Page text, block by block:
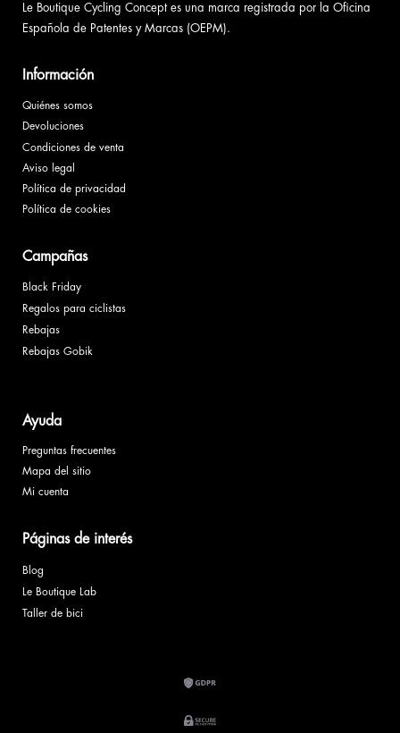
Le Boutique Cycling Concept es una marca registrada por la Oficina
Española de Patentes y Marcas (OEPM).
Información
Quiénes somos
Devoluciones
Condiciones de venta
Aviso legal
Política de privacidad
Política de cookies
Campañas
Black Friday
Regalos para ciclistas
Rebajas
Rebajas Gobik
Ayuda
Preguntas frecuentes
Mapa del sitio
Mi cuenta
Páginas de interés
Blog
Le Boutique Lab
Taller de bici